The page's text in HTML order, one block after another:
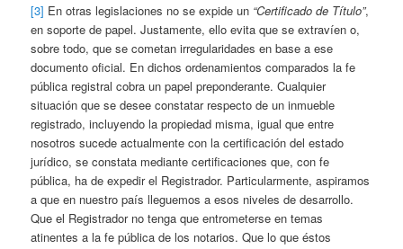
[3] En otras legislaciones no se expide un “Certificado de Título”,
en soporte de papel. Justamente, ello evita que se extravíen o,
sobre todo, que se cometan irregularidades en base a ese
documento oficial. En dichos ordenamientos comparados la fe
pública registral cobra un papel preponderante. Cualquier
situación que se desee constatar respecto de un inmueble
registrado, incluyendo la propiedad misma, igual que entre
nosotros sucede actualmente con la certificación del estado
jurídico, se constata mediante certificaciones que, con fe
pública, ha de expedir el Registrador. Particularmente, aspiramos
a que en nuestro país lleguemos a esos niveles de desarrollo.
Que el Registrador no tenga que entrometerse en temas
atinentes a la fe pública de los notarios. Que lo que éstos